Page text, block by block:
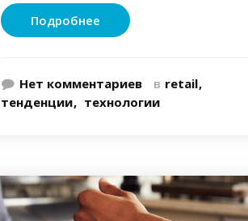
Подробнее
Нет комментариев в retail
тенденции
технологии